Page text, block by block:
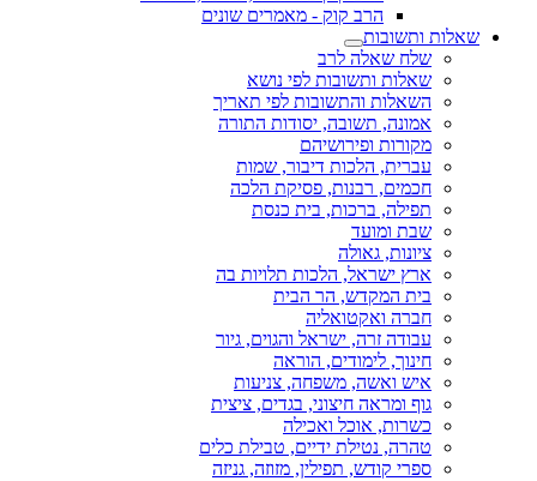
הרב קוק - מאמרים שונים
שאלות ותשובות
שלח שאלה לרב
שאלות ותשובות לפי נושא
השאלות והתשובות לפי תאריך
אמונה, תשובה, יסודות התורה
מקורות ופירושיהם
עברית, הלכות דיבור, שמות
חכמים, רבנות, פסיקת הלכה
תפילה, ברכות, בית כנסת
שבת ומועד
ציונות, גאולה
ארץ ישראל, הלכות תלויות בה
בית המקדש, הר הבית
חברה ואקטואליה
עבודה זרה, ישראל והגוים, גיור
חינוך, לימודים, הוראה
איש ואשה, משפחה, צניעות
גוף ומראה חיצוני, בגדים, ציצית
כשרות, אוכל ואכילה
טהרה, נטילת ידיים, טבילת כלים
ספרי קודש, תפילין, מזוזה, גניזה